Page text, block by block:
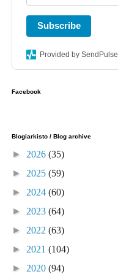
Subscribe
Provided by SendPulse
Facebook
Blogiarkisto / Blog archive
► 2026 (35)
► 2025 (59)
► 2024 (60)
► 2023 (64)
► 2022 (63)
► 2021 (104)
► 2020 (94)